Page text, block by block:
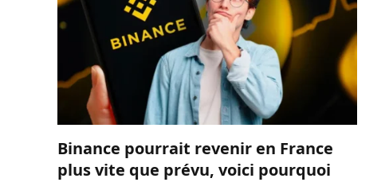
Binance pourrait revenir en France
plus vite que prévu, voici pourquoi